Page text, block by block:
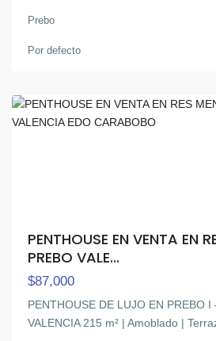
Prebo
Por defecto
PENTHOUSE EN VENTA EN
PREBO VALE...
$87,000
PENTHOUSE DE LUJO EN PREBO
VALENCIA 215 m² | Amoblado |